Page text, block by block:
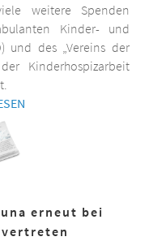
weitere Spenden
Kinder- und
und des „Vereins der
Kinderhospizarbeit
erneut bei